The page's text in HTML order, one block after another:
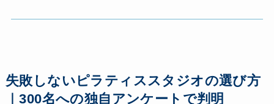
失敗しないピラティススタジオの選び方
｜300名への独自アンケートで判明